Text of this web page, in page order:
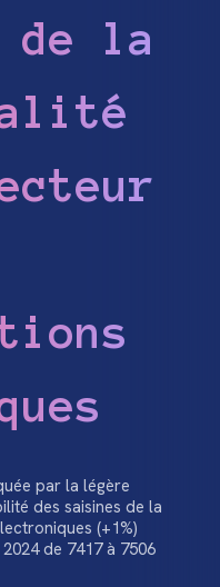
de la
par la légère
des saisines de la
(+1%)
de 7417 à 7506